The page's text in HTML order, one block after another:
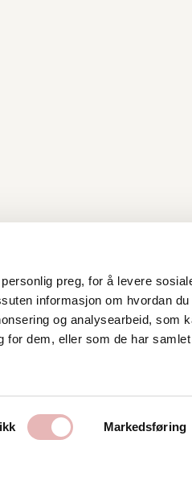
preg, for å levere
informasjon om hvordan
og analysearbeid, som
for dem, eller som de har
Markedsføring